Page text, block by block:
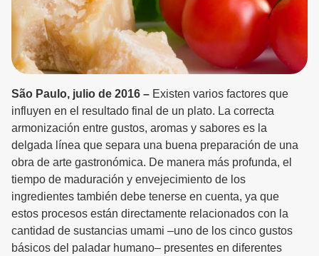
São Paulo, julio de 2016 – Existen varios factores que
influyen en el resultado final de un plato. La correcta
armonización entre gustos, aromas y sabores es la
delgada línea que separa una buena preparación de una
obra de arte gastronómica. De manera más profunda, el
tiempo de maduración y envejecimiento de los
ingredientes también debe tenerse en cuenta, ya que
estos procesos están directamente relacionados con la
cantidad de sustancias umami –uno de los cinco gustos
básicos del paladar humano– presentes en diferentes